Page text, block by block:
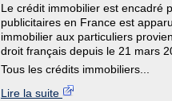
Le crédit immobilier est encadré
publicitaires en France est
immobilier aux particuliers
droit français depuis le 21 mars
Tous les crédits immobiliers...
Lire la suite